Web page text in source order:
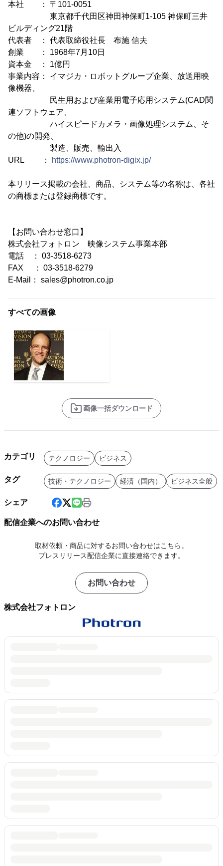
本社 ： 〒101-0051
東京都千代田区神田神保町1-105 神保町三井
ビルディング21階
代表者 ： 代表取締役社長 布施 信夫
創業 ： 1968年7月10日
資本金 ： 1億円
事業内容： イマジカ・ロボットグループ企業、放送用映
像機器、
民生用および産業用電子応用システム(CAD関
連ソフトウェア、
ハイスピードカメラ・画像処理システム、そ
の他)の開発、
製造、販売、輸出入
URL ：
https://www.photron-digix.jp/
本リリース掲載の会社、商品、システム等の名称は、各社
の商標または登録商標です。
【お問い合わせ窓口】
株式会社フォトロン 映像システム事業本部
電話 ： 03-3518-6273
FAX ： 03-3518-6279
E-Mail： sales@photron.co.jp
すべての画像
画像一括ダウンロード
カテゴリ テクノロジー ビジネス
タグ 技術・テクノロジー 経済（国内） ビジネス全般
シェア
配信企業へのお問い合わせ
取材依頼・商品に対するお問い合わせはこちら。
プレスリリース配信企業に直接連絡できます。
お問い合わせ
株式会社フォトロン